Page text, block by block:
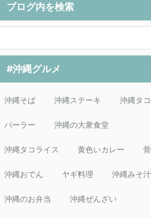
ブログ内を検索
#沖縄グルメ
沖縄そば 沖縄ステーキ 沖縄タ
パーラー 沖縄の大衆食堂
沖縄タコライス 黄色いカレー
沖縄おでん ヤギ料理 沖縄みそ汁
沖縄のお弁当 沖縄ぜんざい